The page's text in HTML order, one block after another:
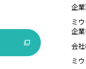
企
ミ
企
会
ミ